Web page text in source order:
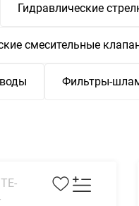
Гидравлические
смесительные
Фильтры-